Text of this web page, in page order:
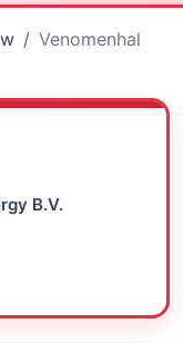
Venomenhal
B.V.